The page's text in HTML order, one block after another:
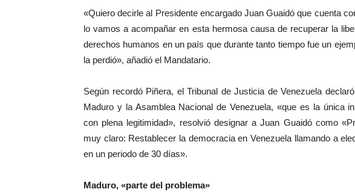
«Quiero decirle al Presidente encargado Juan Guaidó que cuenta
lo vamos a acompañar en esta hermosa causa de recuperar la
derechos humanos en un país que durante tanto tiempo fue un
la perdió», añadió el Mandatario.
Según recordó Piñera, el Tribunal de Justicia de Venezuela
Maduro y la Asamblea Nacional de Venezuela, «que es la única
con plena legitimidad», resolvió designar a Juan Guaidó como
muy claro: Restablecer la democracia en Venezuela llamando a
en un periodo de 30 días».
Maduro, «parte del problema»